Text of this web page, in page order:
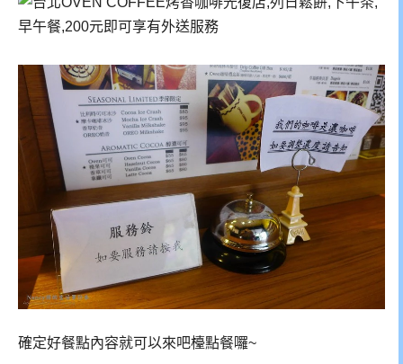
確定好餐點內容就可以來吧檯點餐囉~